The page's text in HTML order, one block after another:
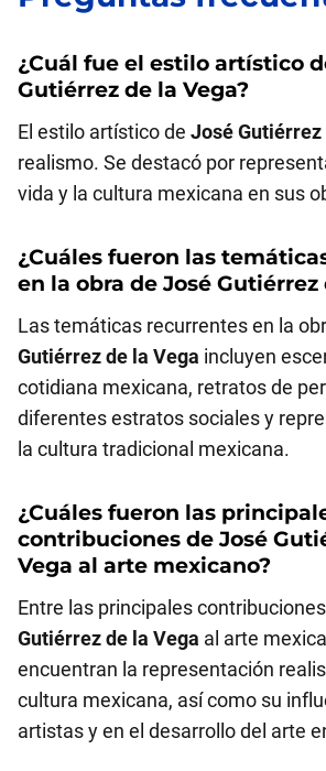
¿Cuál fue el estilo artístico
Gutiérrez de la Vega?
El estilo artístico de José Gutiérrez
realismo. Se destacó por
vida y la cultura mexicana en sus
¿Cuáles fueron las
en la obra deJosé Gutiérrez
Las temáticas recurrentes en la
Gutiérrez de la Vega incluyen
cotidiana mexicana, retratos de
diferentes estratos sociales y
la cultura tradicional mexicana.
¿Cuáles fueron las
contribuciones deJosé
Vega al arte mexicano?
Entre las principales
Gutiérrez de la Vega al arte
encuentran la representación
cultura mexicana, así como su
artistas y en el desarrollo del arte